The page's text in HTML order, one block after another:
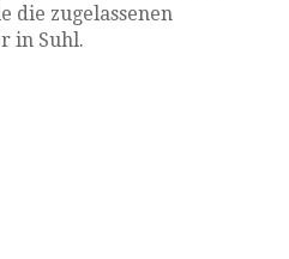
die zugelassenen
in Suhl.